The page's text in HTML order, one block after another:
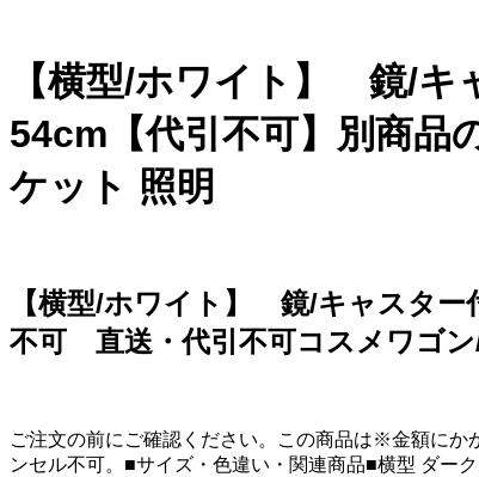
【横型/ホワイト】 鏡/
54cm【代引不可】別商
ケット 照明
【横型/ホワイト】 鏡/キャスタ
不可 直送・代引不可コスメワゴ
ご注文の前にご確認ください。この商品は※金額に
ンセル不可。■サイズ・色違い・関連商品■横型 ダー